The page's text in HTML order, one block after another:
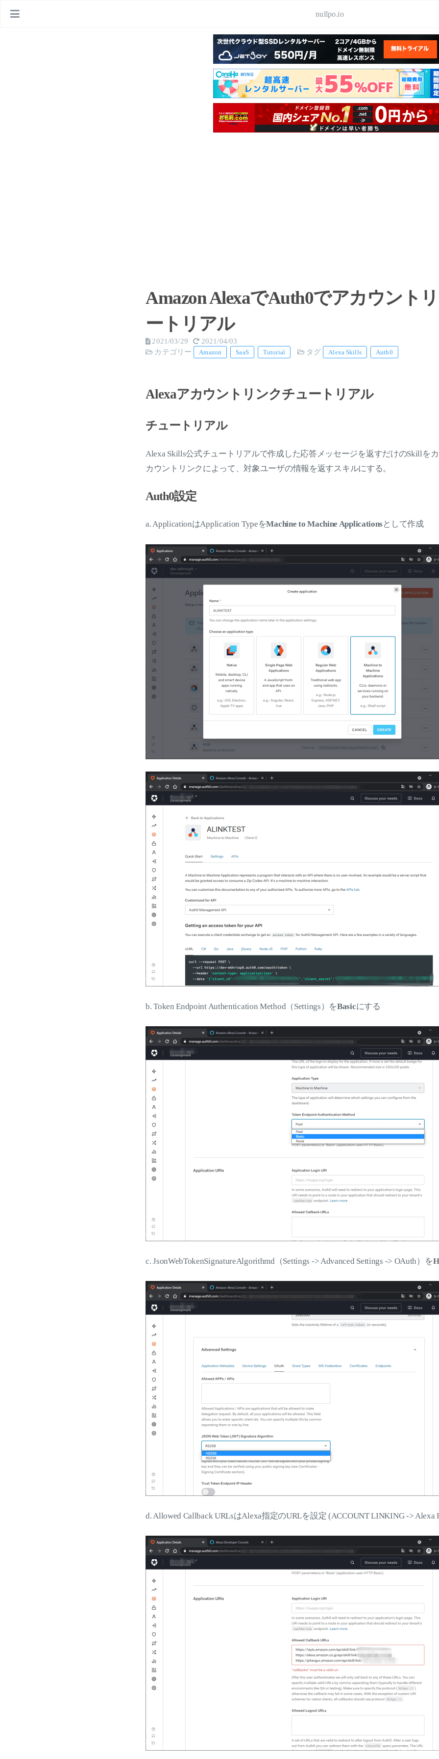
nullpo.io
Amazon AlexaでAuth0でアカウント
ートリアル
2021/03/29
2021/04/03
カテゴリー
Amazon SaaS Tutorial タグ Alexa Skills Auth0
Alexaアカウントリンクチュートリアル
チュートリアル
Alexa Skills公式チュートリアルで作成した応答メッセージを返すだけのSkillを
カウントリンクによって、対象ユーザの情報を返すスキルにする。
Auth0設定
a. ApplicationはApplication TypeをMachine to Machine Applicationsとして作成
b. Token Endpoint Authentication Method（Settings）をBasicにする
c. JsonWebTokenSignatureAlgorithmd（Settings -> Advanced Settings -> OAuth）を
d. Allowed Callback URLsはAlexa指定のURLを設定 (ACCOUNT LINKING -> Alexa